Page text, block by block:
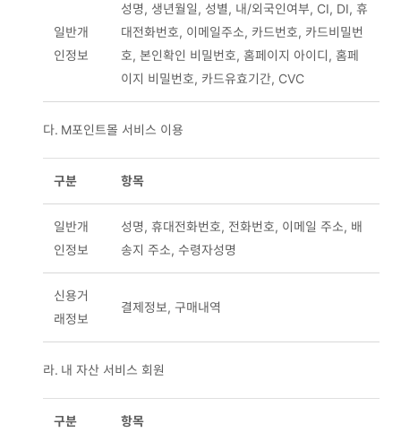
일반개
인정보
성명, 생년월일, 성별, 내/외국인여부, CI, DI, 휴
대전화번호, 이메일주소, 카드번호, 카드비밀번
호, 본인확인 비밀번호, 홈페이지 아이디, 홈페
이지 비밀번호, 카드유효기간, CVC
다. M포인트몰 서비스 이용
구분 항목
일반개
인정보
성명, 휴대전화번호, 전화번호, 이메일 주소, 배
송지 주소, 수령자성명
신용거
래정보
결제정보, 구매내역
라. 내 자산 서비스 회원
구분 항목